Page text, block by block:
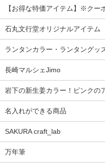
【お得な特価アイテム】※クー
石丸文行堂オリジナルアイテム
ランタンカラー・ランタングッ
長崎マルシェJimo
岩下の新生姜カラー！ピンクの
名入れができる商品
SAKURA craft_lab
万年筆